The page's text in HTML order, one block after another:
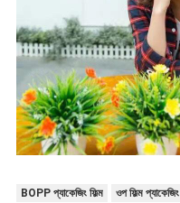
BOPP প্যাকেজিং ফিল্ম ওপ ফিল্ম প্যাকেজিং